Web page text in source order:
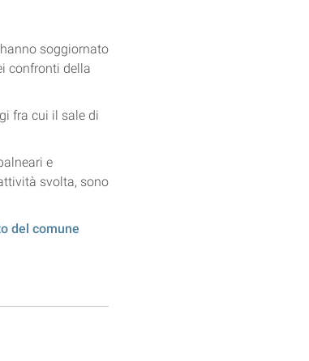
soggiornato
confronti della
fra cui il sale di
e
svolta, sono
del comune